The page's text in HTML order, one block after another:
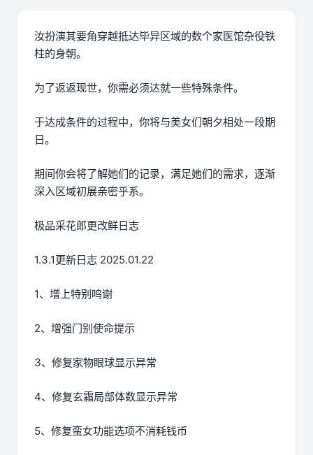
汝扮演其要角穿越抵达毕异区域的数个家医馆杂役铁
柱的身朝。
为了返返现世，你需必须达就一些特殊条件。
于达成条件的过程中， 你将与美女们朝夕相处一段期
日。
期间你会将了解她们的记录，满足她们的需求，逐渐
深入区域初展亲密乎系。
极品采花郎更改鲜日志
1.3.1更新日志 2025.01.22
1、增上特别鸣谢
2、增强门别使命提示
3、修复家物眼球显示异常
4、修复玄霜局部体数显示异常
5、修复蛮女功能选项不消耗钱币